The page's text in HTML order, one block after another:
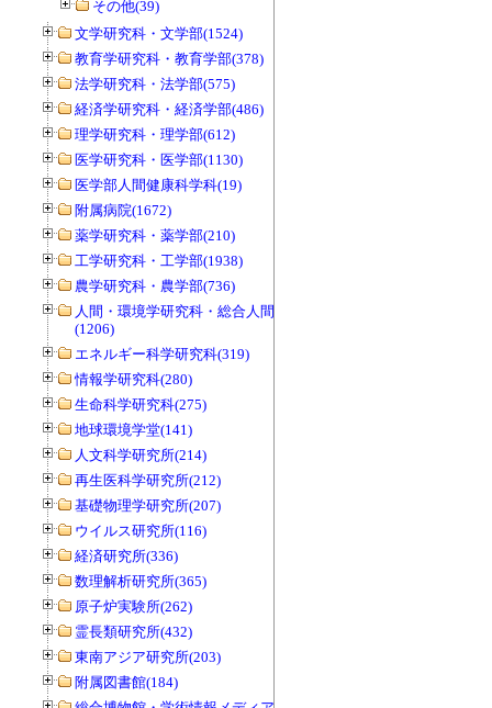
その他(39)
文学研究科・文学部(1524)
教育学研究科・教育学部(378)
法学研究科・法学部(575)
経済学研究科・経済学部(486)
理学研究科・理学部(612)
医学研究科・医学部(1130)
医学部人間健康科学科(19)
附属病院(1672)
薬学研究科・薬学部(210)
工学研究科・工学部(1938)
農学研究科・農学部(736)
人間・環境学研究科・総合人間学部
(1206)
エネルギー科学研究科(319)
情報学研究科(280)
生命科学研究科(275)
地球環境学堂(141)
人文科学研究所(214)
再生医科学研究所(212)
基礎物理学研究所(207)
ウイルス研究所(116)
経済研究所(336)
数理解析研究所(365)
原子炉実験所(262)
霊長類研究所(432)
東南アジア研究所(203)
附属図書館(184)